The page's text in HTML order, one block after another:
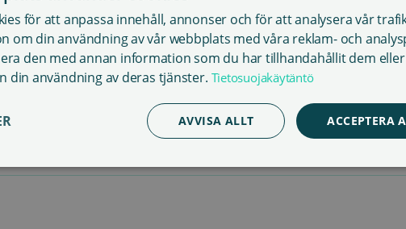
användare har Sanasto än så länge inga webblicenser. Tillstånd
att kontakta upphovspersoner.
och komposition
till exempel komponering eller dramatisering av texter. När det
för att anpassa innehåll, annonser och för att analysera vår
om din användning av vår webbplats med våra reklam- och
den med annan information som du har tillhandahållit dem
din användning av deras tjänster. Tietosuojakäytäntö
ACCEPTERA
AVVISA ALLT